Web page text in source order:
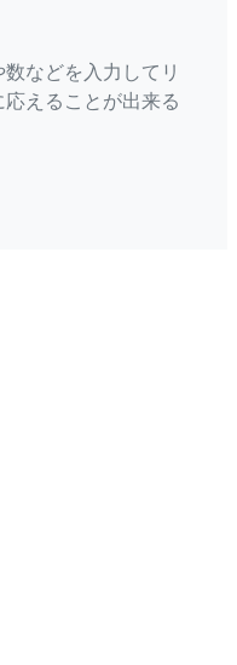
などを入力してリ
えることが出来る